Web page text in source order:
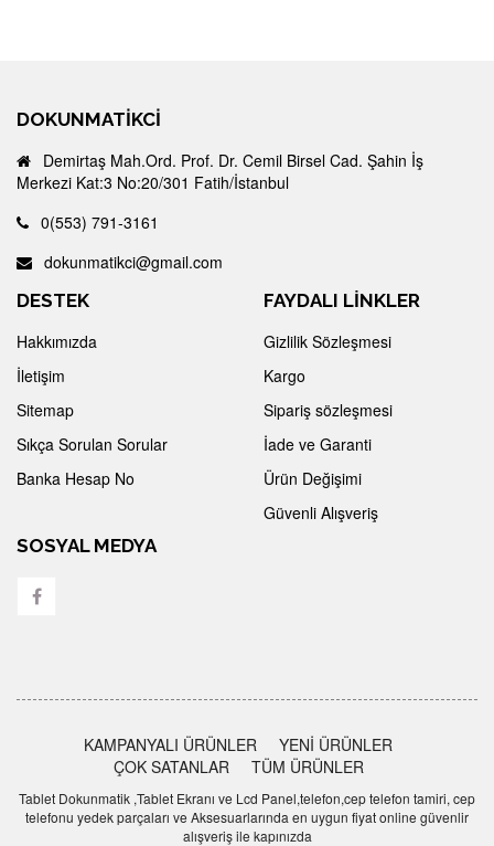
DOKUNMATIKCI
Demirtaş Mah.Ord. Prof. Dr. Cemil Birsel Cad. Şahin İş
Merkezi Kat:3 No:20/301 Fatih/İstanbul
0(553) 791-3161
dokunmatikci@gmail.com
DESTEK
Hakkımızda
İletişim
Sitemap
Sıkça Sorulan Sorular
Banka Hesap No
FAYDALI LİNKLER
Gizlilik Sözleşmesi
Kargo
Sipariş sözleşmesi
İade ve Garanti
Ürün Değişimi
Güvenli Alışveriş
SOSYAL MEDYA
KAMPANYALI ÜRÜNLER
YENİ ÜRÜNLER
ÇOK SATANLAR
TÜM ÜRÜNLER
Tablet Dokunmatik ,Tablet Ekranı ve Lcd Panel,telefon,cep telefon tamiri, cep
telefonu yedek parçaları ve Aksesuarlarında en uygun fiyat online güvenlir
alışveriş ile kapınızda